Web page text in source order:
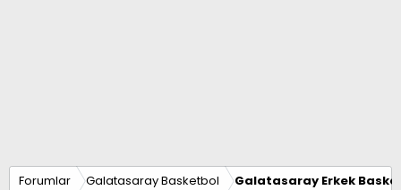
Forumlar Galatasaray Basketbol Galatasaray Erkek